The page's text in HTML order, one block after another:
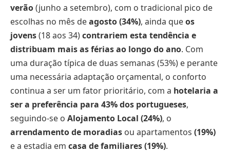
verão(junho a setembro), com o tradicional pico de
escolhas no mês deagosto (34%), ainda queos
jovens(18 aos 34)contrariem esta tendência e
distribuam mais as férias ao longo do ano. Com
uma duração típica de duas semanas (53%) e perante
uma necessária adaptação orçamental, o conforto
continua a ser um fator prioritário, com a hotelaria a
ser a preferência para 43% dos portugueses,
seguindo-se o Alojamento Local (24%), o
arrendamento de moradias ou apartamentos (19%)
e a estadia em casa de familiares (19%).